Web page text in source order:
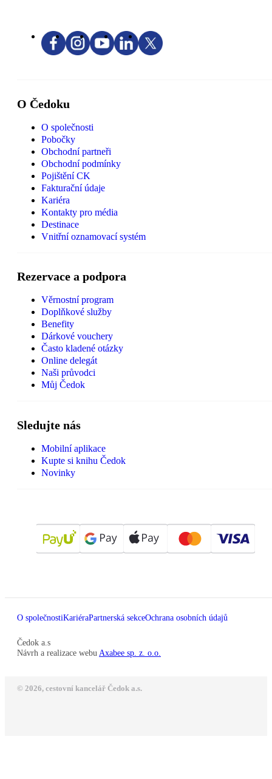
O Čedoku
O společnosti
Pobočky
Obchodní partneři
Obchodní podmínky
Pojištění CK
Fakturační údaje
Kariéra
Kontakty pro média
Destinace
Vnitřní oznamovací systém
Rezervace a podpora
Věrnostní program
Doplňkové služby
Benefity
Dárkové vouchery
Často kladené otázky
Online delegát
Naši průvodci
Můj Čedok
Sledujte nás
Mobilní aplikace
Kupte si knihu Čedok
Novinky
O společnostiKariéraPartnerská sekceOchrana osobních údajů
Čedok a.s
Návrh a realizace webu Axabee sp. z. o.o.
© 2026, cestovní kancelář Čedok a.s.